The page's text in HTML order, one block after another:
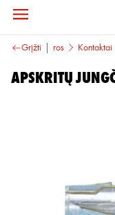
GrįžtiElektros Kontaktai
APSKRITŲ